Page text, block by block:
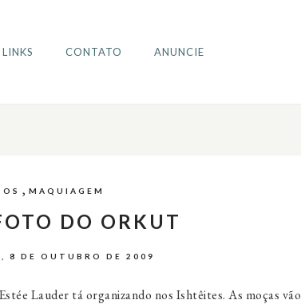
LINKS CONTATO ANUNCIE
, MAQUIAGEM
DO ORKUT
8 DE OUTUBRO DE 2009
Lauder tá organizando nos Ishtêites. As moças vão